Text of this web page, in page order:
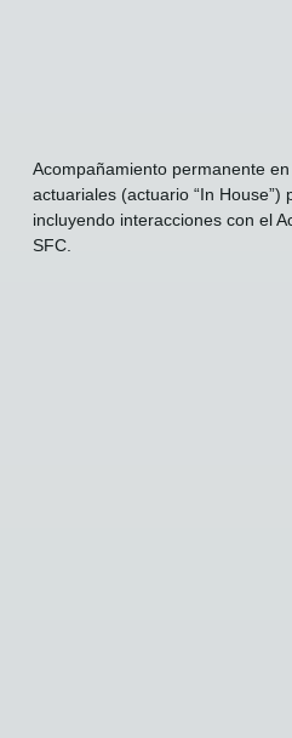
Acompañamiento permanente
actuariales (actuario “In House”)
incluyendo interacciones con el
SFC.